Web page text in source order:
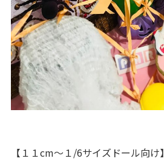
【１１cm～１/6サイズドール向け】